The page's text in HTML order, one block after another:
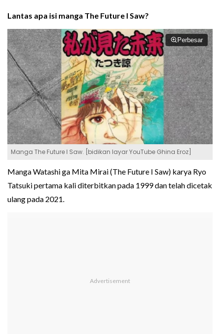
Lantas apa isi manga The Future I Saw?
Perbesar
Manga The Future I Saw. [bidikan layar YouTube Ghina Eroz]
Manga Watashi ga Mita Mirai (The Future I Saw) karya Ryo
Tatsuki pertama kali diterbitkan pada 1999 dan telah dicetak
ulang pada 2021.